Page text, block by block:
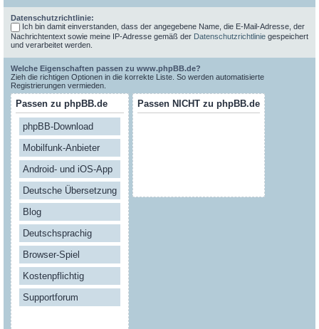
Datenschutzrichtlinie:
Ich bin damit einverstanden, dass der angegebene Name, die E-Mail-Adresse, der
Nachrichtentext sowie meine IP-Adresse gemäß der Datenschutzrichtlinie gespeichert
und verarbeitet werden.
Welche Eigenschaften passen zu www.phpBB.de?
Zieh die richtigen Optionen in die korrekte Liste. So werden automatisierte
Registrierungen vermieden.
Passen zu phpBB.de
phpBB-Download
Mobilfunk-Anbieter
Android- und iOS-App
Deutsche Übersetzung
Blog
Deutschsprachig
Browser-Spiel
Kostenpflichtig
Supportforum
Passen NICHT zu phpBB.de